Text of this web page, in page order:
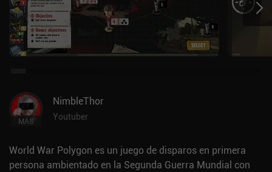
MÁS
NimbleThor
Youtuber
World War Polygon es un juego de disparos en primera
persona ambientado en la Segunda Guerra Mundial con